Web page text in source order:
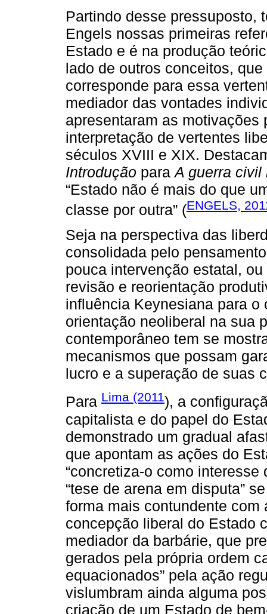
Partindo desse pressuposto,
Engels nossas primeiras
Estado e é na produção
lado de outros conceitos,
corresponde para essa
mediador das vontades
apresentaram as
interpretação de vertentes
séculos XVIII e XIX.
Introdução paraA guerra civil
“Estado não é mais do que
classe por outra” (ENGELS,
Seja na perspectiva das
consolidada pelo
pouca intervenção estatal,
revisão e reorientação
influência Keynesiana para o
orientação neoliberal na sua
contemporâneo tem se
mecanismos que possam
lucro e a superação de suas
Para Lima (2011), a
capitalista e do papel do
demonstrado um gradual
que apontam as ações do
“concretiza-o como
“tese de arena em disputa”
forma mais contundente
concepção liberal do Estado
mediador da barbárie, que
gerados pela própria ordem
equacionados” pela ação
vislumbram ainda alguma
criação de um Estado de